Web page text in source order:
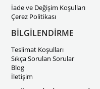
İade ve Değişim Koşulları
Çerez Politikası
BİLGİLENDİRME
Teslimat Koşulları
Sıkça Sorulan Sorular
Blog
İletişim